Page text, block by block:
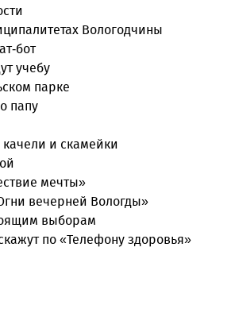
Вологодчины
бот
учебу
парке
папу
и скамейки
мечты»
вечерней Вологды»
выборам
по «Телефону здоровья»